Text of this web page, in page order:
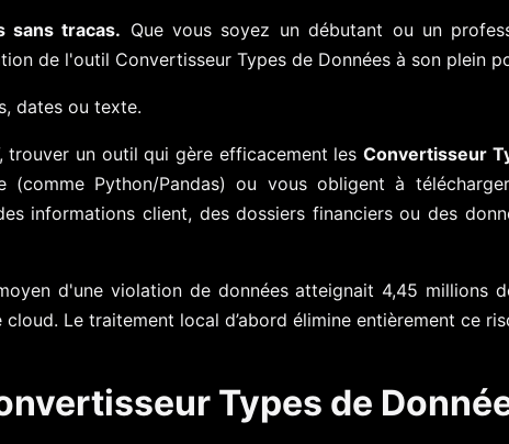
sans tracas. Que vous soyez un débutant ou un
de l'outil Convertisseur Types de Données à son plein
dates ou texte.
trouver un outil qui gère efficacement les Convertisseur
Python/Pandas) ou vous obligent à
informations client, des dossiers financiers ou des
d'une violation de données atteignait 4,45 millions
Le traitement local d’abord élimine entièrement ce
Types de